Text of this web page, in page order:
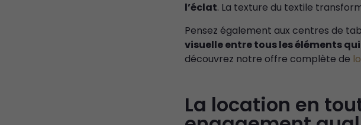
l’éclat. La texture du textile
Pensez également aux centres de
visuelle entre tous les éléments
découvrez notre offre complète de
La location en